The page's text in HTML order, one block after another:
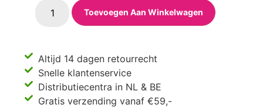
Toevoegen Aan Winkelwagen
Altijd 14 dagen retourrecht
Snelle klantenservice
Distributiecentra in NL & BE
Gratis verzending vanaf €59,-